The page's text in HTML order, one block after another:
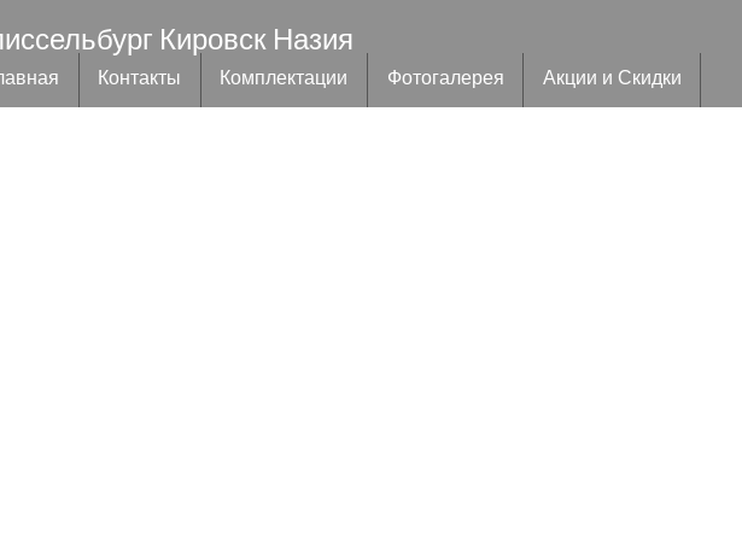
Кировск Назия
Контакты Комплектации Фотогалерея Акции и Скидки